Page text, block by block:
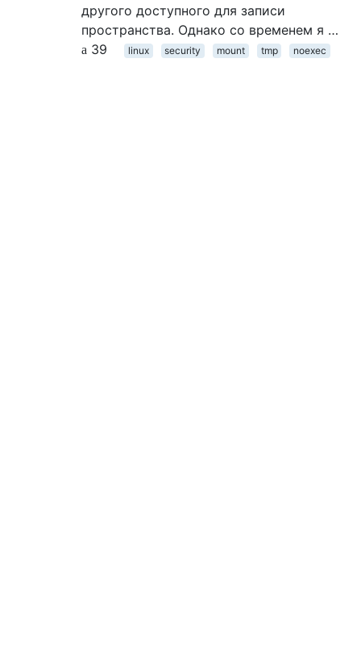
другого доступного для записи
пространства. Однако со временем я …
39
linux security mount tmp noexec